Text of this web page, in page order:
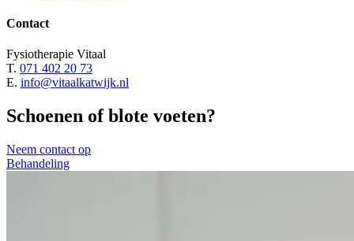
Contact
Fysiotherapie Vitaal
T. 071 402 20 73
E. info@vitaalkatwijk.nl
Schoenen of blote voeten?
Neem contact op
Behandeling